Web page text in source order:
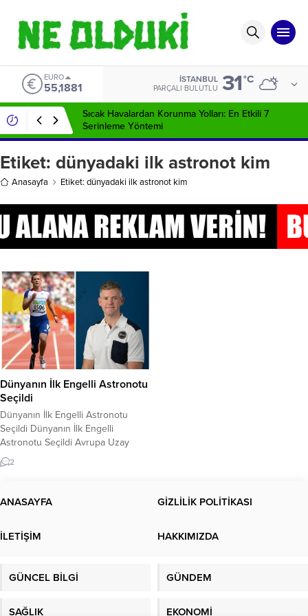
EURO
55,1881
İSTANBUL
PARÇALI BULUTLU 31°C
Sıcak Havalardan Korunma Yolları: En Etkili 7
Serinleme Yöntemi
Etiket: dünyadaki ilk astronot kim
Anasayfa Etiket: dünyadaki ilk astronot kim
Dünyanın İlk Engelli Astronotu
Seçildi
Dünyanın İlk Engelli Astronotu
Seçildi Dünyanın İlk Engelli
Astronotu Seçildi Avrupa Uzay
Ajansı (ESA), dünyanın ilk engelli
astronotunu 2022 kozmonot eğitim
gösterdi. Avrupa Uzay Ajansı
yıldır ilk kez yeni astronot yetiştiren
2
ANASAYFA GİZLİLİK POLİTİKASI
İLETİŞİM HAKKIMIZDA
GÜNCEL BİLGİ GÜNDEM
SAĞLIK EKONOMİ